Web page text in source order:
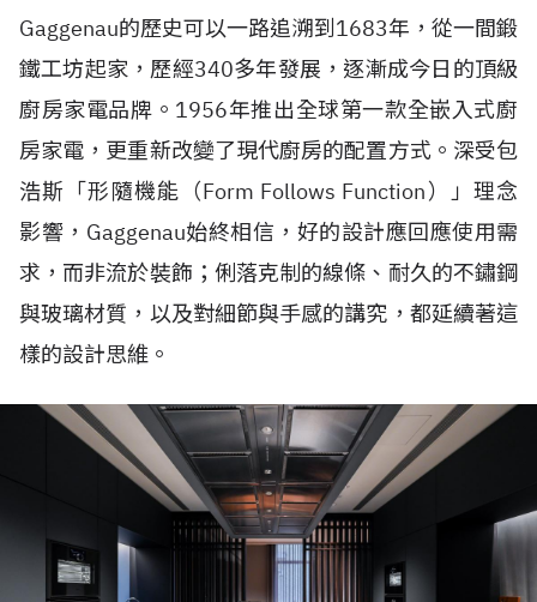
Gaggenau的歷史可以一路追溯到1683年，從一間鍛
鐵工坊起家，歷經340多年發展，逐漸成今日的頂級
廚房家電品牌。1956年推出全球第一款全嵌入式廚
房家電，更重新改變了現代廚房的配置方式。深受包
浩斯「形隨機能（Form Follows Function）」理念
影響，Gaggenau始終相信，好的設計應回應使用需
求，而非流於裝飾；俐落克制的線條、耐久的不鏽鋼
與玻璃材質，以及對細節與手感的講究，都延續著這
樣的設計思維。